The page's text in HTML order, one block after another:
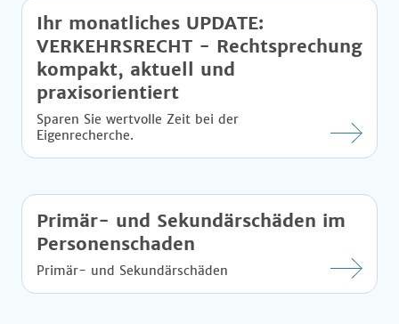
Ihr monatliches UPDATE:
VERKEHRSRECHT - Rechtsprechung
kompakt, aktuell und
praxisorientiert
Sparen Sie wertvolle Zeit bei der
Eigenrecherche.
Primär- und Sekundärschäden im
Personenschaden
Primär- und Sekundärschäden